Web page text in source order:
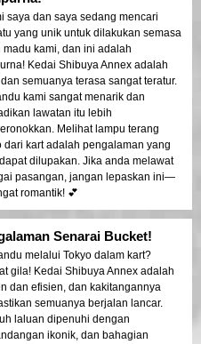
saya dan saya sedang mencari
yang unik untuk dilakukan semasa
madu kami, dan ini adalah
Kedai Shibuya Annex adalah
semuanya terasa sangat teratur.
kami sangat menarik dan
lawatan itu lebih
Melihat lampu terang
dari kart adalah pengalaman yang
dilupakan. Jika anda melawat
pasangan, jangan lepaskan ini—
romantik! 💕
Senarai Bucket!
melalui Tokyo dalam kart?
gila! Kedai Shibuya Annex adalah
dan efisien, dan kakitangannya
semuanya berjalan lancar.
laluan dipenuhi dengan
ikonik, dan bahagian